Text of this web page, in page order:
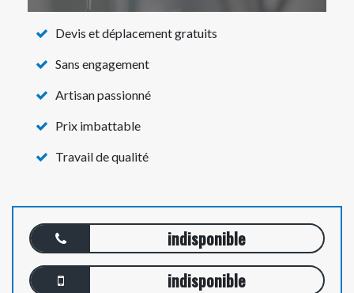
Devis et déplacement gratuits
Sans engagement
Artisan passionné
Prix imbattable
Travail de qualité
indisponible
indisponible